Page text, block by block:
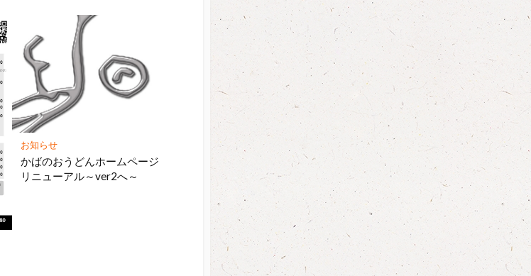
お知らせ
かばのおうどんホームページ
リニューアル～ver2へ～